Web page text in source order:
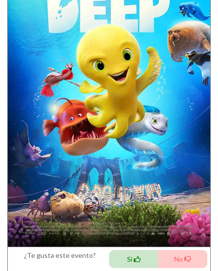
¿Te gusta este evento? Si No